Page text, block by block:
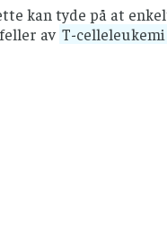
kan tyde på at
av T-celleleukemi